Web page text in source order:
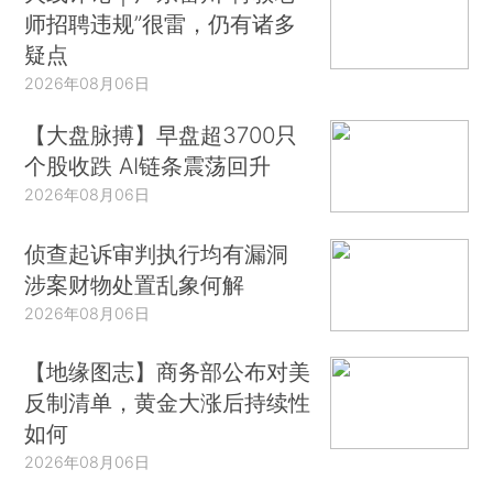
师招聘违规”很雷，仍有诸多
疑点
2026年08月06日
【大盘脉搏】早盘超3700只
个股收跌 AI链条震荡回升
2026年08月06日
侦查起诉审判执行均有漏洞
涉案财物处置乱象何解
2026年08月06日
【地缘图志】商务部公布对美
反制清单，黄金大涨后持续性
如何
2026年08月06日